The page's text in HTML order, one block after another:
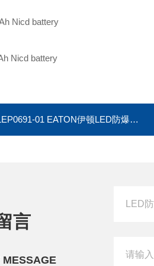
Nicd battery
Nicd battery
01 EATON伊顿LED防爆灯Battery CHLEP1092-01
言
MESSAGE